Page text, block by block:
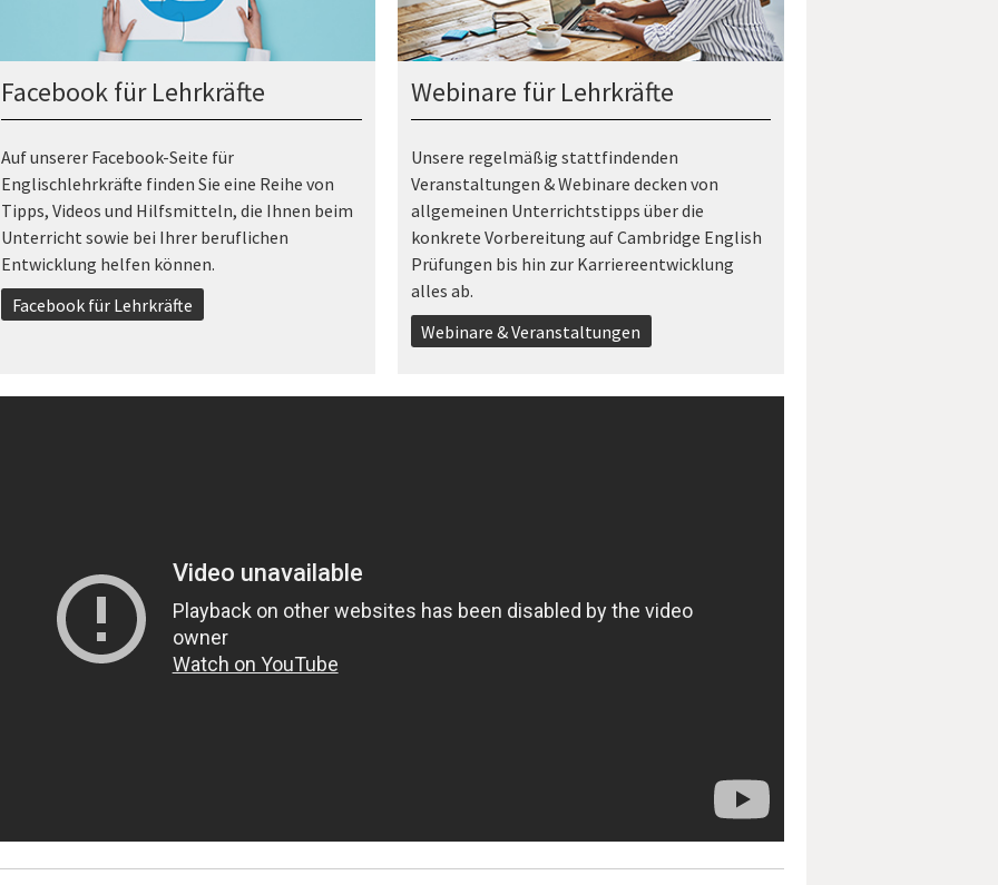
Facebook für Lehrkräfte
Auf unserer Facebook-Seite für
Englischlehrkräfte finden Sie eine Reihe von
Tipps, Videos und Hilfsmitteln, die Ihnen beim
Unterricht sowie bei Ihrer beruflichen
Entwicklung helfen können.
Facebook für Lehrkräfte
Webinare für Lehrkräfte
Unsere regelmäßig stattfindenden
Veranstaltungen & Webinare decken von
allgemeinen Unterrichtstipps über die
konkrete Vorbereitung auf Cambridge English
Prüfungen bis hin zur Karriereentwicklung
alles ab.
Webinare & Veranstaltungen